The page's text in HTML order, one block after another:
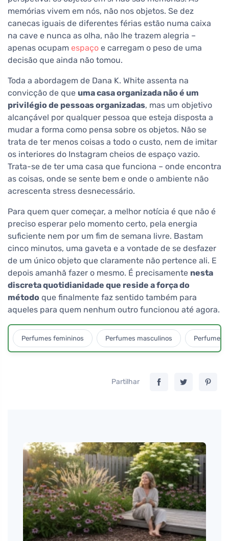
memórias vivem em nós, não nos objetos. Se dez
canecas iguais de diferentes férias estão numa caixa
na cave e nunca as olha, não lhe trazem alegria –
apenas ocupam espaço e carregam o peso de uma
decisão que ainda não tomou.
Toda a abordagem de Dana K. White assenta na
convicção de que uma casa organizada não é um
privilégio de pessoas organizadas, mas um objetivo
alcançável por qualquer pessoa que esteja disposta a
mudar a forma como pensa sobre os objetos. Não se
trata de ter menos coisas a todo o custo, nem de imitar
os interiores do Instagram cheios de espaço vazio.
Trata-se de ter uma casa que funciona – onde encontra
as coisas, onde se sente bem e onde o ambiente não
acrescenta stress desnecessário.
Para quem quer começar, a melhor notícia é que não é
preciso esperar pelo momento certo, pela energia
suficiente nem por um fim de semana livre. Bastam
cinco minutos, uma gaveta e a vontade de se desfazer
de um único objeto que claramente não pertence ali. E
depois amanhã fazer o mesmo. É precisamente nesta
discreta quotidianidade que reside a força do
método que finalmente faz sentido também para
aqueles para quem nenhum outro funcionou até agora.
Perfumes femininos Perfumes masculinos Perfumes
Partilhar